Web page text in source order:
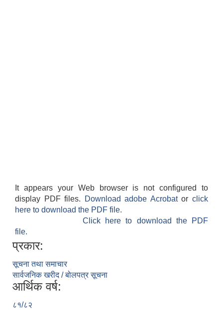
It appears your Web browser is not configured to
display PDF files.
Download adobe Acrobatorclick
here to download the PDF file.
Click here to download the PDF
file.
प्रकार:
सूचना तथा समाचार
सार्वजनिक खरीद / बोलपत्र सूचना
आर्थिक वर्ष:
८१/८२